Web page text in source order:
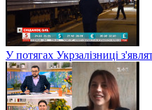
У потягах Укрзалізниці